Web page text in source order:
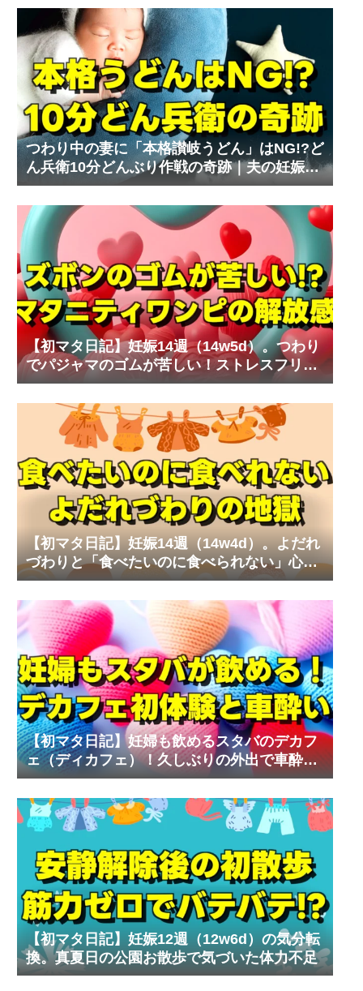
つわり中の妻に「本格讃岐うどん」はNG!?ど
ん兵衛10分どんぶり作戦の奇跡｜夫の妊娠体
験記⑧
【初マタ日記】妊娠14週（14w5d）。つわり
でパジャマのゴムが苦しい！ストレスフリー
なマタニティワンピ
【初マタ日記】妊娠14週（14w4d）。よだれ
づわりと「食べたいのに食べられない」心の
叫び
【初マタ日記】妊婦も飲めるスタバのデカフ
ェ（ディカフェ）！久しぶりの外出で車酔い
の試練
【初マタ日記】妊娠12週（12w6d）の気分転
換。真夏日の公園お散歩で気づいた体力不足